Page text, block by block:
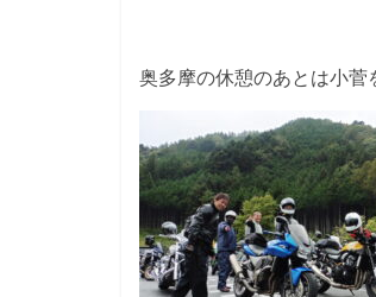
奥多摩の休憩のあとは小菅